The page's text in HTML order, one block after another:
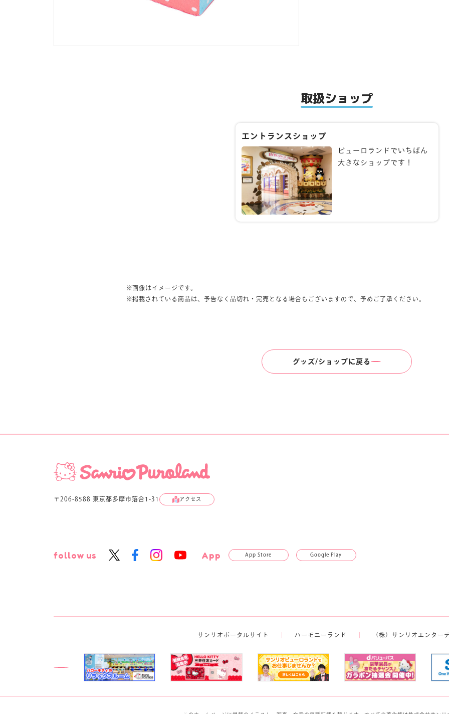
取扱ショップ
エントランスショップ
ピューロランドでいちばん
大きなショップです！
画像はイメージです。
掲載されている商品は、予告なく品切れ・完売となる場合もございますので、予めご了承ください。
グッズ/ショップに戻る
〒206-8588 東京都多摩市落合1-31 アクセス
follow us App App Store Google Play
サンリオポータルサイト ハーモニーランド （株）サンリオエンター